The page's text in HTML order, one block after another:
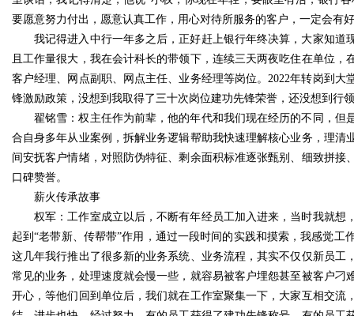
要愿意努力付出，愿意认真工作，用心对待所服务的客户，一定会有
我记得进入中行一年多之后，正好赶上银行年终决算，大家知
且工作量很大，我在会计科长的带领下，连续三天两夜吃住在单位
客户经理、网点副职、网点主任、业务经理等岗位。2022年转岗到
锋激励政策，没想到我取得了三十次岗位建功先锋荣誉，还没想到行
翟铭雪：权主任作为前辈，他的年代和我们现在经历的不同，
合自身多年从业案例，拆解业务逻辑帮助我快速理解核心业务，理
间安抚客户情绪，对照防伪特征、剩余面积标准逐张甄别、细致拼
口碑赞誉。
薪火传承故事
权军：工作室成立以后，不断有年经员工加入进来，当时我就想
起到“老带新、传帮带”作用，通过一段时间的实践和摸索，我感觉
这几年我行推出了很多新的业务系统、业务流程，其实不仅仅新员
常见的业务，处理速度就会慢一些，就容易被客户埋怨甚至被客户
开心，等他们回到单位后，我们就在工作室聚集一下，大家互相交